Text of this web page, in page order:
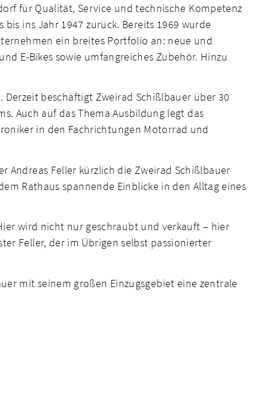
für Qualität, Service und technische Kompetenz
ins Jahr 1947 zurück. Bereits 1969 wurde
ein breites Portfolio an: neue und
E-Bikes sowie umfangreiches Zubehör. Hinzu
beschäftigt Zweirad Schißlbauer über 30
Auch auf das Thema Ausbildung legt das
in den Fachrichtungen Motorrad und
Andreas Feller kürzlich die Zweirad Schißlbauer
Rathaus spannende Einblicke in den Alltag eines
wird nicht nur geschraubt und verkauft – hier
Feller, der im Übrigen selbst passionierter
mit seinem großen Einzugsgebiet eine zentrale